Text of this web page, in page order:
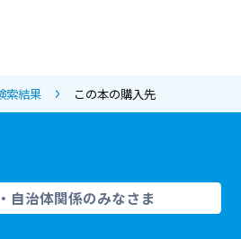
索結果 この本の購入先
自治体関係のみなさま